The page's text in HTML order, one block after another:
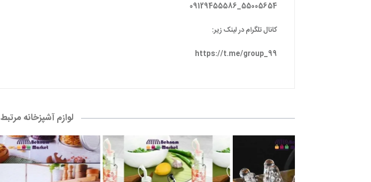
55005654_09129455586
کانال تلگرام در لینک زیر:
https://t.me/group_99
لوازم آشپزخانه مرتبط